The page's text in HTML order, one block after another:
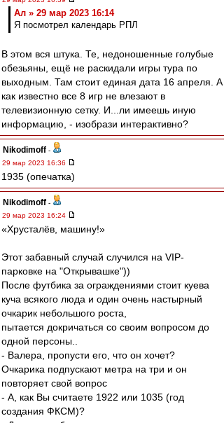
Ал » 29 мар 2023 16:14
Я посмотрел календарь РПЛ
В этом вся штука. Те, недоношенные голубые
обезьяны, ещё не раскидали игры тура по
выходным. Там стоит единая дата 16 апреля. А
как известно все 8 игр не влезают в
телевизионную сетку. И...ли имеешь иную
информацию, - изобрази интерактивно?
Nikodimoff -
29 мар 2023 16:36
1935 (опечатка)
Nikodimoff -
29 мар 2023 16:24
«Хрусталёв, машину!»
Этот забавный случай случился на VIP-
парковке на "Открывашке"))
После футбика за ограждениями стоит куева
куча всякого люда и один очень настырный
очкарик небольшого роста,
пытается докричаться со своим вопросом до
одной персоны..
- Валера, пропусти его, что он хочет?
Очкарика подпускают метра на три и он
повторяет свой вопрос
- А, как Вы считаете 1922 или 1035 (год
создания ФКСМ)?